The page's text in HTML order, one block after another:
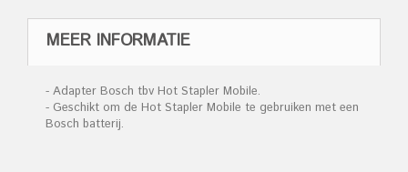
MEER INFORMATIE
- Adapter Bosch tbv Hot Stapler Mobile.
- Geschikt om de Hot Stapler Mobile te gebruiken met een
Bosch batterij.